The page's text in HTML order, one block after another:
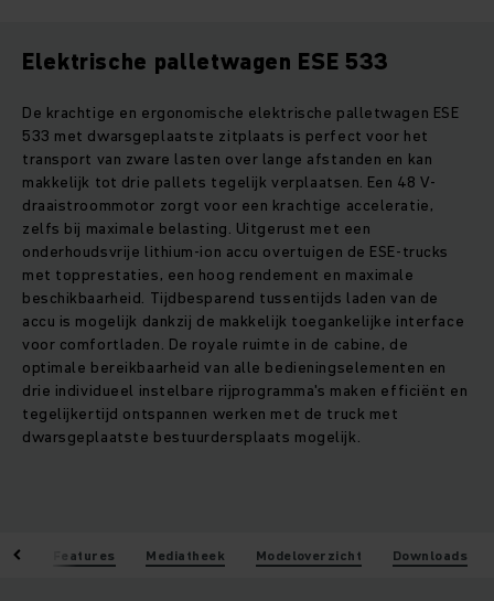
Elektrische palletwagen ESE 533
De krachtige en ergonomische elektrische palletwagen ESE
533 met dwarsgeplaatste zitplaats is perfect voor het
transport van zware lasten over lange afstanden en kan
makkelijk tot drie pallets tegelijk verplaatsen. Een 48 V-
draaistroommotor zorgt voor een krachtige acceleratie,
zelfs bij maximale belasting. Uitgerust met een
onderhoudsvrije lithium-ion accu overtuigen de ESE-trucks
met topprestaties, een hoog rendement en maximale
beschikbaarheid. Tijdbesparend tussentijds laden van de
accu is mogelijk dankzij de makkelijk toegankelijke interface
voor comfortladen. De royale ruimte in de cabine, de
optimale bereikbaarheid van alle bedieningselementen en
drie individueel instelbare rijprogramma's maken efficiënt en
tegelijkertijd ontspannen werken met de truck met
dwarsgeplaatste bestuurdersplaats mogelijk.
Features Mediatheek Modeloverzicht Downloads